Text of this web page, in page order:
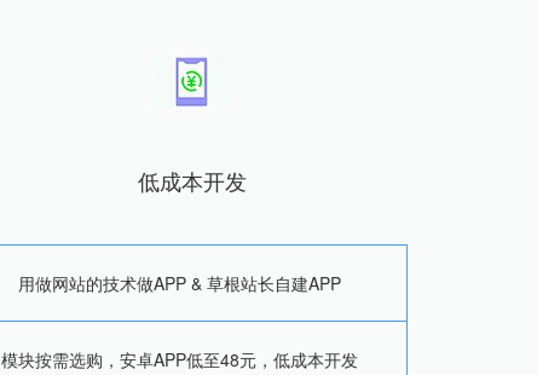
低成本开发
用做网站的技术做APP & 草根站长自建APP
模块按需选购，安卓APP低至48元，低成本开发